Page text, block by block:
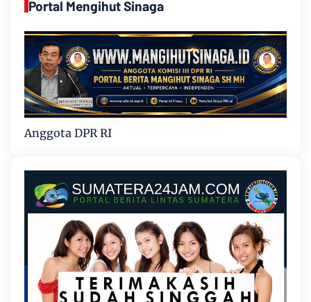
Portal Mengihut Sinaga
Anggota DPR RI